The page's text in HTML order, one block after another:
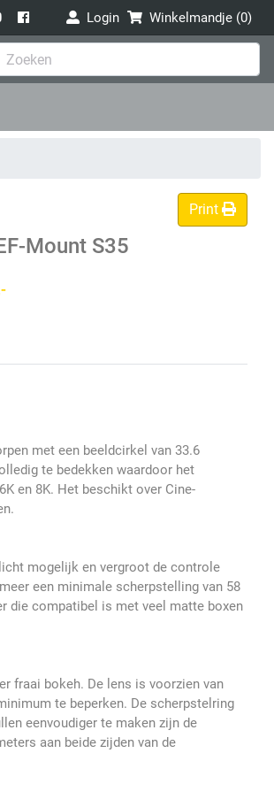
Login Winkelmandje (0)
Print
Mount S35
met een beeldcirkel van 33.6
te bedekken waardoor het
en 8K. Het beschikt over Cine-
mogelijk en vergroot de controle
een minimale scherpstelling van 58
die compatibel is met veel matte boxen
fraai bokeh. De lens is voorzien van
te beperken. De scherpstelring
eenvoudiger te maken zijn de
aan beide zijden van de